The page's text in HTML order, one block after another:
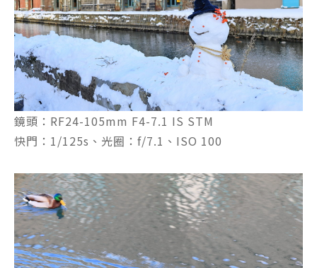
鏡頭：RF24-105mm F4-7.1 IS STM
快門：1/125s、光圈：f/7.1、ISO 100